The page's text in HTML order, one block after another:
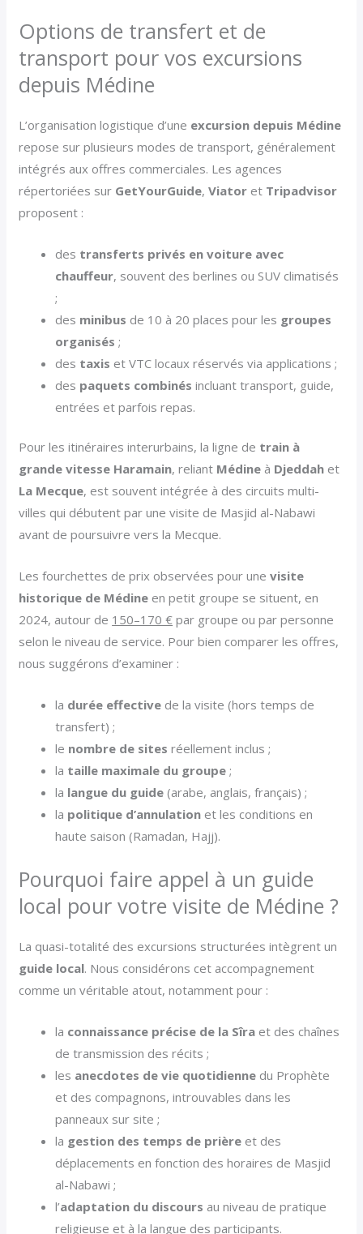
Options de transfert et de
transport pour vos excursions
depuis Médine
L’organisation logistique d’une excursion depuis Médine
repose sur plusieurs modes de transport, généralement
intégrés aux offres commerciales. Les agences
répertoriées sur GetYourGuide,Viator et Tripadvisor
proposent :
des transferts privés en voiture avec
chauffeur, souvent des berlines ou SUV climatisés
;
des minibus de 10 à 20 places pour les groupes
organisés ;
des taxis et VTC locaux réservés via applications ;
des paquets combinés incluant transport, guide,
entrées et parfois repas.
Pour les itinéraires interurbains, la ligne de train à
grande vitesse Haramain, reliant Médine à Djeddah et
La Mecque, est souvent intégrée à des circuits multi-
villes qui débutent par une visite de Masjid al-Nabawi
avant de poursuivre vers la Mecque.
Les fourchettes de prix observées pour unevisite
historique de Médine en petit groupe se situent, en
2024, autour de 150–170 € par groupe ou par personne
selon le niveau de service. Pour bien comparer les offres,
nous suggérons d’examiner :
la durée effective de la visite (hors temps de
transfert) ;
le nombre de sites réellement inclus ;
la taille maximale du groupe ;
la langue du guide (arabe, anglais, français) ;
la politique d’annulation et les conditions en
haute saison (Ramadan, Hajj).
Pourquoi faire appel à un guide
local pour votre visite de Médine ?
La quasi-totalité des excursions structurées intègrent un
guide local. Nous considérons cet accompagnement
comme un véritable atout, notamment pour :
la connaissance précise de la Sîra et des chaînes
de transmission des récits ;
les anecdotes de vie quotidienne du Prophète
et des compagnons, introuvables dans les
panneaux sur site ;
la gestion des temps de prière et des
déplacements en fonction des horaires de Masjid
al-Nabawi ;
l’adaptation du discours au niveau de pratique
religieuse et à la langue des participants.